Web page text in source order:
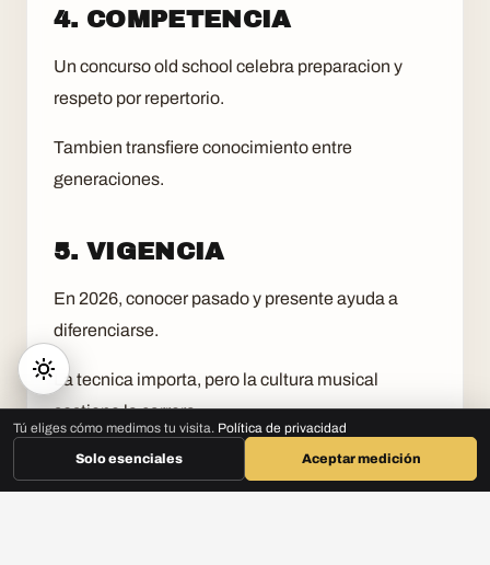
Tú eliges cómo medimos tu visita. Política de privacidad
Solo esenciales
Aceptar medición
4. COMPETENCIA
Un concurso old school celebra preparacion y
respeto por repertorio.
Tambien transfiere conocimiento entre
generaciones.
5. VIGENCIA
En 2026, conocer pasado y presente ayuda a
diferenciarse.
La tecnica importa, pero la cultura musical
sostiene la carrera.
AGENDA ASESORÍA GRATIS ESCOGE TU PROGRAMA